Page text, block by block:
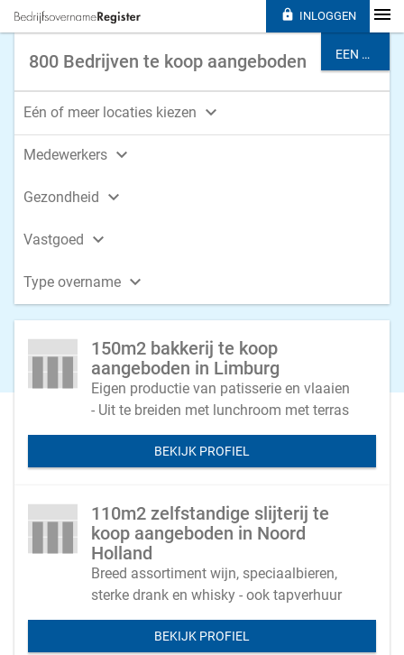
800 Bedrijven te koop aangeboden EEN BRANCHE KIEZEN
Eén of meer locaties kiezen 
Medewerkers 
Gezondheid 
Vastgoed 
Type overname 
150m2 bakkerij te koop
aangeboden in Limburg
Eigen productie van patisserie en vlaaien
- Uit te breiden met lunchroom met terras
BEKIJK PROFIEL
110m2 zelfstandige slijterij te
koop aangeboden in Noord
Holland
Breed assortiment wijn, speciaalbieren,
sterke drank en whisky - ook tapverhuur
BEKIJK PROFIEL
 INLOGGEN